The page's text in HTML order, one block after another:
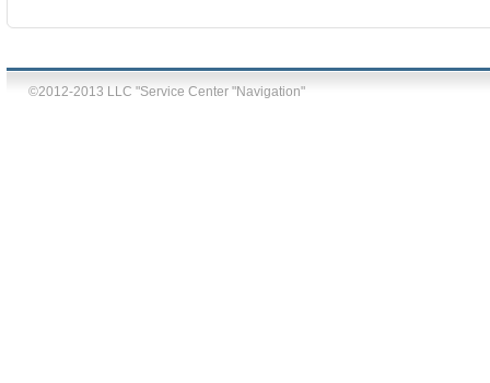
©2012-2013 LLC "Service Center "Navigation"